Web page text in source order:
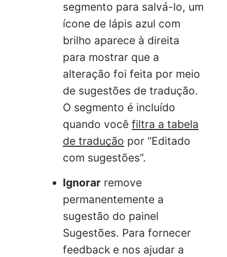
segmento para salvá-lo, um
ícone de lápis azul com
brilho aparece à direita
para mostrar que a
alteração foi feita por meio
de sugestões de tradução.
O segmento é incluído
quando você filtra a tabela
de tradução por “Editado
com sugestões”.
Ignorar remove
permanentemente a
sugestão do painel
Sugestões. Para fornecer
feedback e nos ajudar a